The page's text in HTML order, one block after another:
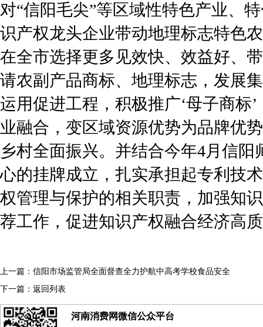
对“信阳毛尖”等区域性特色产业、
识产权龙头企业带动地理标志特色
在全市选择更多见效快、效益好、
请农副产品商标、地理标志，发展
运用促进工程，积极推广‘母子商标
业融合，变区域资源优势为品牌优
乡村全面振兴。并结合今年4月信
心的挂牌成立，扎实承担起专利技
权管理与保护的相关职责，加强知
荐工作，促进知识产权融合经济高
上一篇： 信阳市场监管局全面督查全力护航中高考学校食品安全
下一篇： 返回列表
河南消费网微信公众平台